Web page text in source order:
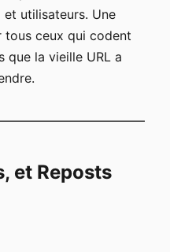
utilisateurs. Une
tous ceux qui codent
la vieille URL a
et Reposts